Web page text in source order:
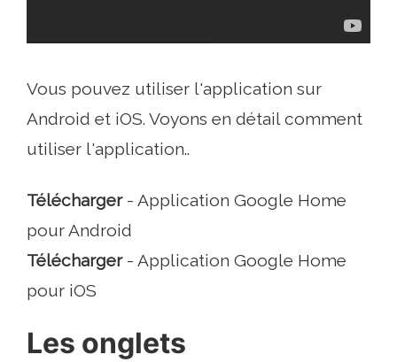
Vous pouvez utiliser l'application sur
Android et iOS. Voyons en détail comment
utiliser l'application..
Télécharger- Application Google Home
pour Android
Télécharger- Application Google Home
pour iOS
Les onglets